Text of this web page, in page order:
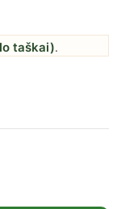
taškai).